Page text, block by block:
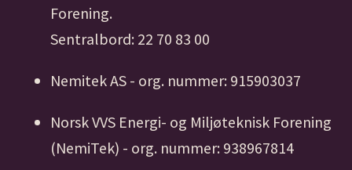
Forening.
Sentralbord: 22 70 83 00
Nemitek AS - org. nummer: 915903037
Norsk VVS Energi- og Miljøteknisk Forening
(NemiTek) - org. nummer: 938967814